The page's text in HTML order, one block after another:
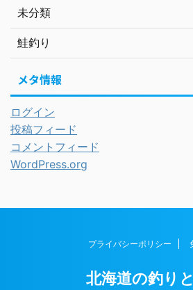
未分類
鮭釣り
メタ情報
ログイン
投稿フィード
コメントフィード
WordPress.org
プライバシーポリシー
北海道の釣り